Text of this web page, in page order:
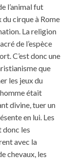
l’animal fut
du cirque à Rome
La religion
de l’espèce
C’est donc une
que
les jeux du
était
divine, tuer un
en lui. Les
donc les
avec la
chevaux, les